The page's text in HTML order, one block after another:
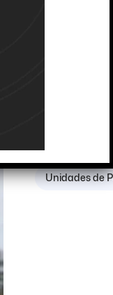
Verificación
Unidades de